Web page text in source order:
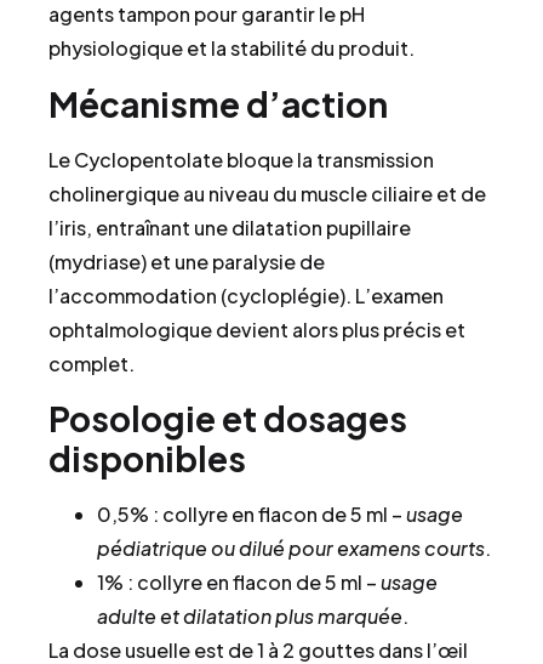
agents tampon pour garantir le pH
physiologique et la stabilité du produit.
Mécanisme d’action
Le Cyclopentolate bloque la transmission
cholinergique au niveau du muscle ciliaire et de
l’iris, entraînant une dilatation pupillaire
(mydriase) et une paralysie de
l’accommodation (cycloplégie). L’examen
ophtalmologique devient alors plus précis et
complet.
Posologie et dosages
disponibles
0,5% : collyre en flacon de 5 ml –usage
pédiatrique ou dilué pour examens courts.
1% : collyre en flacon de 5 ml –usage
adulte et dilatation plus marquée.
La dose usuelle est de 1 à 2 gouttes dans l’œil